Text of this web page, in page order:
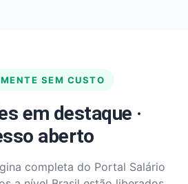
SEM CUSTO
em destaque ·
aberto
completa do Portal Salário